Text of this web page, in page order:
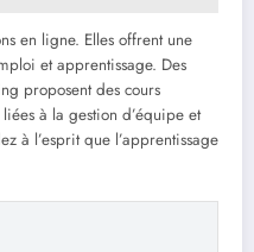
en ligne. Elles offrent une
et apprentissage. Des
proposent des cours
à la gestion d’équipe et
à l’esprit que l’apprentissage